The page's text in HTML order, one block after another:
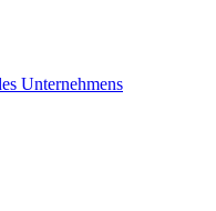
Unternehmens